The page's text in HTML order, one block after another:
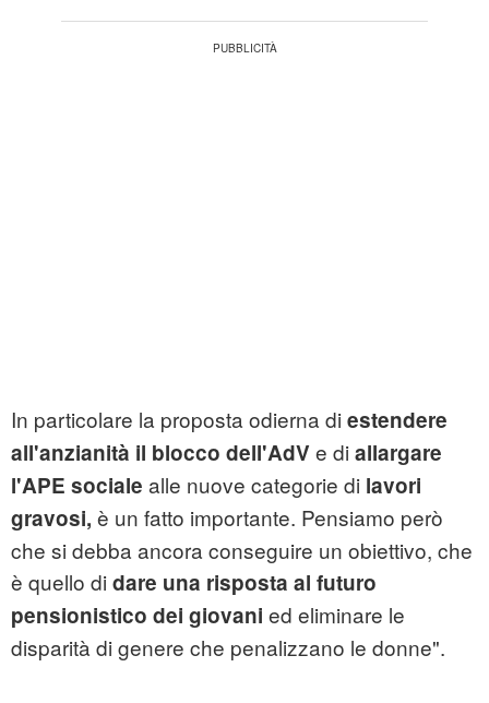
In particolare la proposta odierna di estendere
all'anzianità il blocco dell'AdVe di allargare
l'APE sociale alle nuove categorie di lavori
gravosi, è un fatto importante. Pensiamo però
che si debba ancora conseguire un obiettivo, che
è quello di dare una risposta al futuro
pensionistico dei giovani ed eliminare le
disparità di genere che penalizzano le donne".